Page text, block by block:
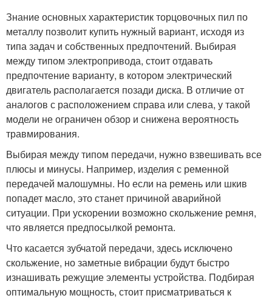
Знание основных характеристик торцовочных пил по
металлу позволит купить нужный вариант, исходя из
типа задач и собственных предпочтений. Выбирая
между типом электропривода, стоит отдавать
предпочтение варианту, в котором электрический
двигатель располагается позади диска. В отличие от
аналогов с расположением справа или слева, у такой
модели не ограничен обзор и снижена вероятность
травмирования.
Выбирая между типом передачи, нужно взвешивать все
плюсы и минусы. Например, изделия с ременной
передачей малошумны. Но если на ремень или шкив
попадет масло, это станет причиной аварийной
ситуации. При ускорении возможно скольжение ремня,
что является предпосылкой ремонта.
Что касается зубчатой передачи, здесь исключено
скольжение, но заметные вибрации будут быстро
изнашивать режущие элементы устройства. Подбирая
оптимальную мощность, стоит присматриваться к